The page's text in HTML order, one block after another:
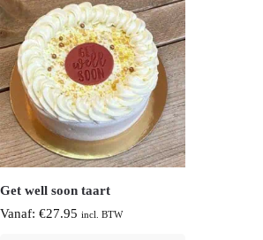
Get well soon taart
Vanaf: €27.95 incl. BTW